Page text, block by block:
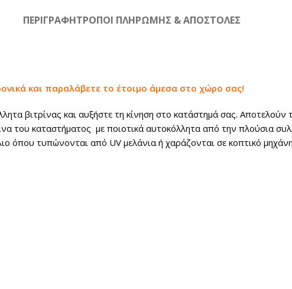
ΠΕΡΙΓΡΑΦΉΤΡΟΠΟΙ ΠΛΗΡΩΜΗΣ & ΑΠΟΣΤΟΛΕΣ
και παραλάβετε το έτοιμο άμεσα στο χώρο σας!
βιτρίνας και αυξήστε τη κίνηση στο κατάστημά σας. Αποτελούν
του καταστήματος με ποιοτικά αυτοκόλλητα από την πλούσια
όπου τυπώνονται από UV μελάνια ή χαράζονται σε κοπτικό